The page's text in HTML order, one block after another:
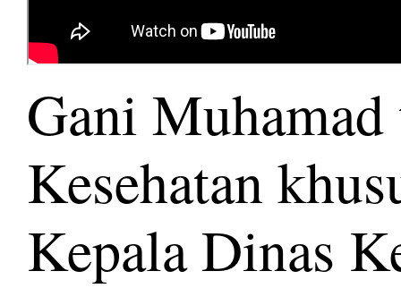
Gani
Kesehatan
Kepala Dinas